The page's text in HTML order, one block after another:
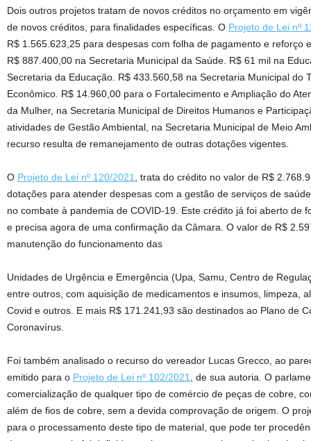
Dois outros projetos tratam de novos créditos no orçamento em
de novos créditos, para finalidades específicas. O Projeto de Lei nº
R$ 1.565.623,25 para despesas com folha de pagamento e reforço
R$ 887.400,00 na Secretaria Municipal da Saúde. R$ 61 mil na
Secretaria da Educação. R$ 433.560,58 na Secretaria Municipal do
Econômico. R$ 14.960,00 para o Fortalecimento e Ampliação do
da Mulher, na Secretaria Municipal de Direitos Humanos e
atividades de Gestão Ambiental, na Secretaria Municipal de Meio
recurso resulta de remanejamento de outras dotações vigentes.
O Projeto de Lei nº 120/2021
, trata do crédito no valor de R$
dotações para atender despesas com a gestão de serviços de
no combate à pandemia de COVID-19. Este crédito já foi aberto de
e precisa agora de uma confirmação da Câmara. O valor de R$
manutenção do funcionamento das
Unidades de Urgência e Emergência (Upa, Samu, Centro de
entre outros, com aquisição de medicamentos e insumos, limpeza,
Covid e outros. E mais R$ 171.241,93 são destinados ao Plano de
Coronavírus.
Foi também analisado o recurso do vereador Lucas Grecco, ao
emitido para o Projeto de Lei nº 102/2021
, de sua autoria. O
comercialização de qualquer tipo de comércio de peças de cobre,
além de fios de cobre, sem a devida comprovação de origem. O
para o processamento deste tipo de material, que pode ter